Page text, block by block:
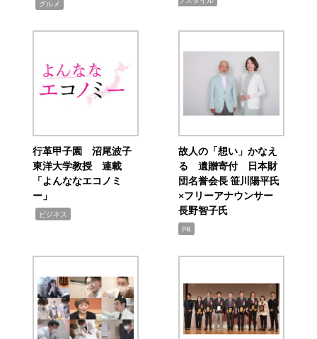
グルメ
行革甲子園 沼尾波子
東洋大学教授 連載
「よんななエコノミ
ー」
ビジネス
故人の「想い」かなえ
る 遺贈寄付 日本財
団名誉会長 笹川陽平氏
×フリーアナウンサー
長野智子氏
PR